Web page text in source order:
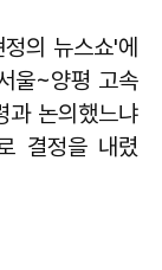
의 뉴스쇼'에
울~양평 고속
과 논의했느냐
결정을 내렸